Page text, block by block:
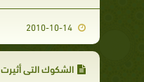
2010-10-14
الشكوك التى أثيرت